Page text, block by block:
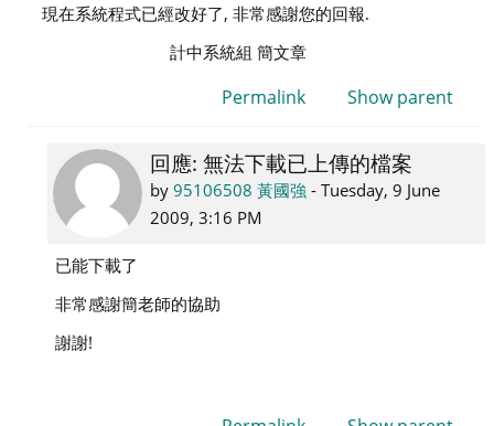
現在系統程式已經改好了, 非常感謝您的回報.
計中系統組 簡文章
Permalink Show parent
In
reply
to
統
回應: 無法下載已上傳的檔案
by95106508 黃國強 -Tuesday, 9 June
2009, 3:16 PM
已能下載了
非常感謝簡老師的協助
謝謝!